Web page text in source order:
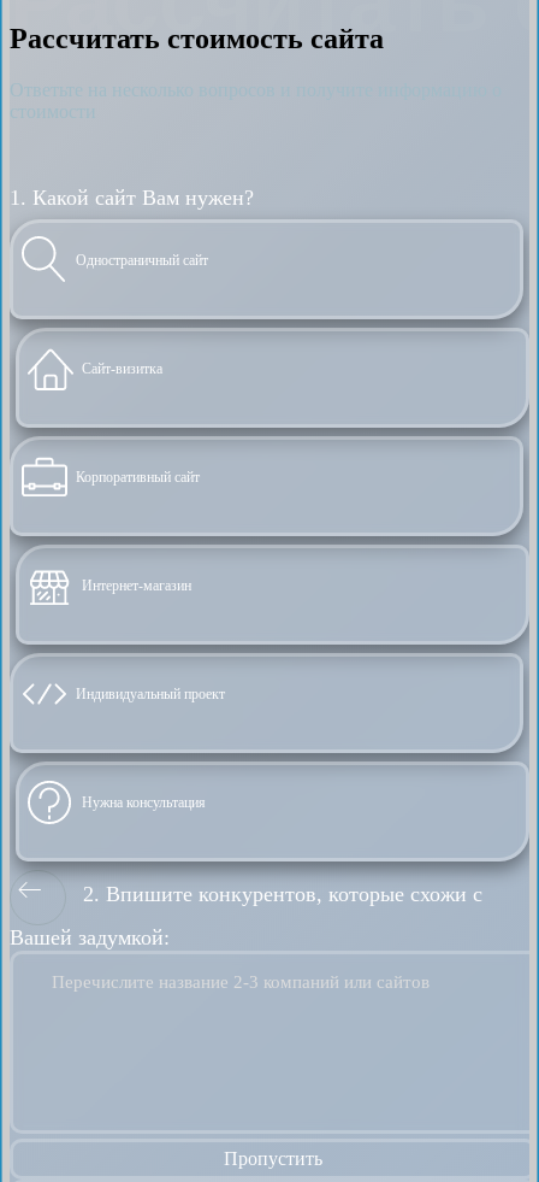
Рассчитать стоимость сайта
Ответьте на несколько вопросов и получите информацию о
стоимости
1. Какой сайт Вам нужен?
Одностраничный сайт
Сайт-визитка
Корпоративный сайт
Интернет-магазин
Индивидуальный проект
Нужна консультация
2. Впишите конкурентов, которые схожи с
Вашей задумкой:
Перечислите название 2-3 компаний или сайтов
Пропустить